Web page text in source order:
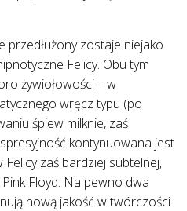
przedłużony zostaje niejako
Felicy. Obu tym
żywiołowości – w
wręcz typu (po
śpiew milknie, zaś
kontynuowana jest
zaś bardziej subtelnej,
Floyd. Na pewno dwa
nową jakość w twórczości